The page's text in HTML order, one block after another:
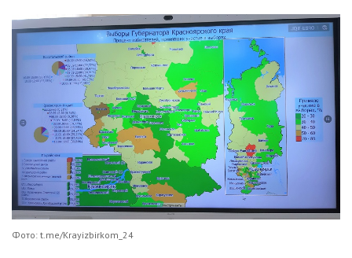
Фото: t.me/Krayizbirkom_24